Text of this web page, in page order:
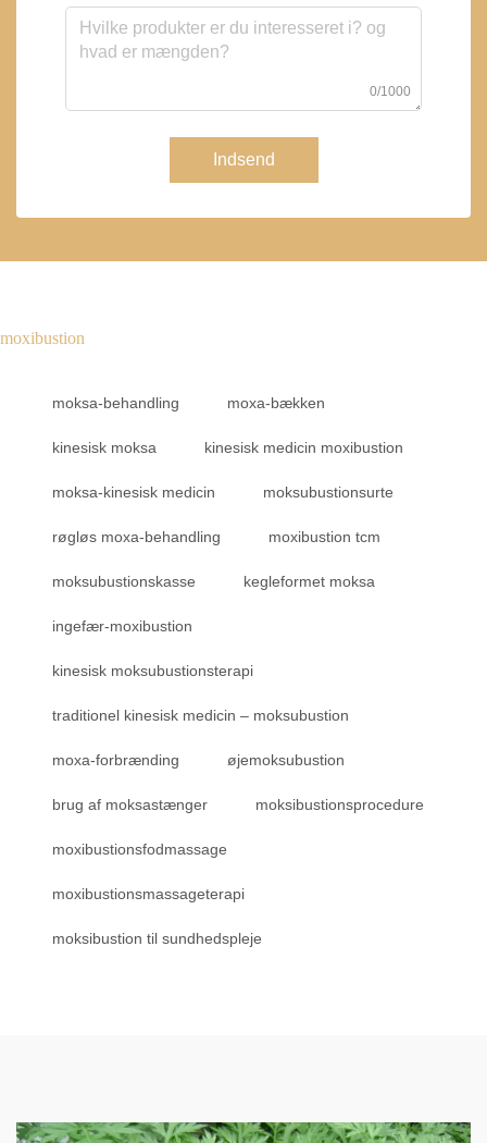
0/1000
Indsend
moxibustion
moksa-behandling moxa-bækken
kinesisk moksa kinesisk medicin moxibustion
moksa-kinesisk medicin moksubustionsurte
røgløs moxa-behandling moxibustion tcm
moksubustionskasse kegleformet moksa
ingefær-moxibustion
kinesisk moksubustionsterapi
traditionel kinesisk medicin – moksubustion
moxa-forbrænding øjemoksubustion
brug af moksastænger moksibustionsprocedure
moxibustionsfodmassage
moxibustionsmassageterapi
moksibustion til sundhedspleje